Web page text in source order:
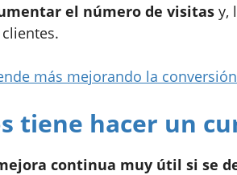
el número de visitas y,
más mejorando la
tiene hacer un
continua muy útil si se